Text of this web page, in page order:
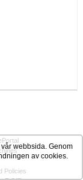
Policies
webbsida. Genom
av cookies.